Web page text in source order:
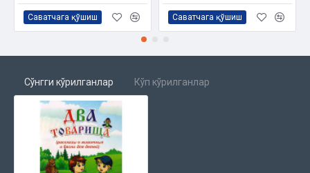
Саватчага қўшиш Саватчага қўшиш
Сўнгги кўрилганлар Кўп кўрилганлар